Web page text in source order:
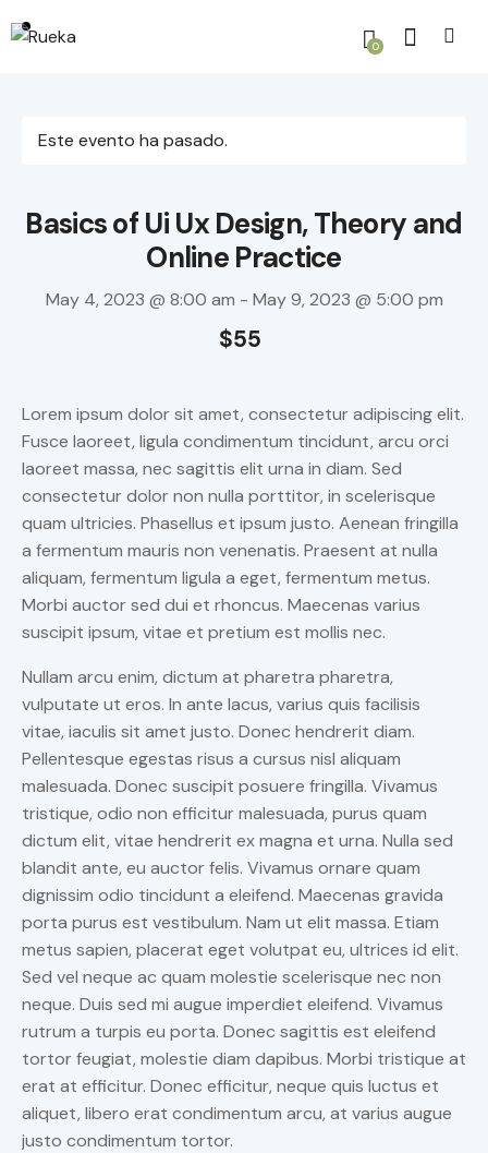
0
Este evento ha pasado.
Basics of Ui Ux Design, Theory and
Online Practice
May 4, 2023 @ 8:00 am - May 9, 2023 @ 5:00 pm
$55
Lorem ipsum dolor sit amet, consectetur adipiscing elit.
Fusce laoreet, ligula condimentum tincidunt, arcu orci
laoreet massa, nec sagittis elit urna in diam. Sed
consectetur dolor non nulla porttitor, in scelerisque
quam ultricies. Phasellus et ipsum justo. Aenean fringilla
a fermentum mauris non venenatis. Praesent at nulla
aliquam, fermentum ligula a eget, fermentum metus.
Morbi auctor sed dui et rhoncus. Maecenas varius
suscipit ipsum, vitae et pretium est mollis nec.
Nullam arcu enim, dictum at pharetra pharetra,
vulputate ut eros. In ante lacus, varius quis facilisis
vitae, iaculis sit amet justo. Donec hendrerit diam.
Pellentesque egestas risus a cursus nisl aliquam
malesuada. Donec suscipit posuere fringilla. Vivamus
tristique, odio non efficitur malesuada, purus quam
dictum elit, vitae hendrerit ex magna et urna. Nulla sed
blandit ante, eu auctor felis. Vivamus ornare quam
dignissim odio tincidunt a eleifend. Maecenas gravida
porta purus est vestibulum. Nam ut elit massa. Etiam
metus sapien, placerat eget volutpat eu, ultrices id elit.
Sed vel neque ac quam molestie scelerisque nec non
neque. Duis sed mi augue imperdiet eleifend. Vivamus
rutrum a turpis eu porta. Donec sagittis est eleifend
tortor feugiat, molestie diam dapibus. Morbi tristique at
erat at efficitur. Donec efficitur, neque quis luctus et
aliquet, libero erat condimentum arcu, at varius augue
justo condimentum tortor.